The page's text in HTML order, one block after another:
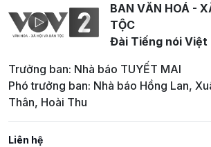
BAN VĂN HOÁ -
TỘC
Đài Tiếng nói Việt
Trưởng ban: Nhà báo TUYẾT MAI
Phó trưởng ban: Nhà báo Hồng Lan,
Thân, Hoài Thu
Liên hệ